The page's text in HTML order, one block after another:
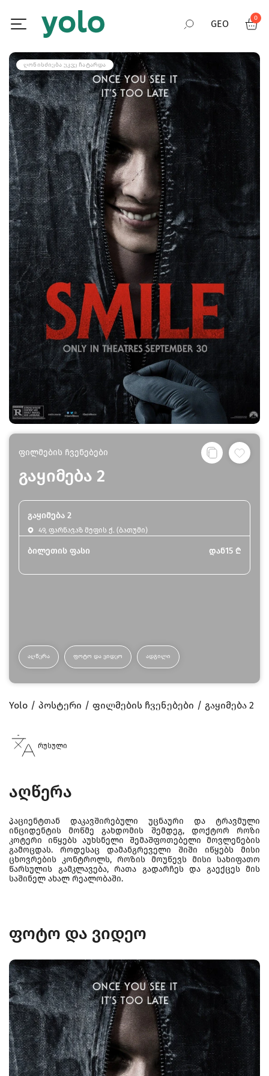
GEO
ENG
0
ᲦᲝᲜᲘᲡᲫᲘᲔᲑᲐ ᲣᲙᲕᲔ ᲩᲐᲢᲐᲠᲓᲐ
ფილმების ჩვენებები
გაყიმება 2
გაყიმება 2
49, ფარნავაზ მეფის ქ. (ბათუმი)
ბილეთის ფასი დან15 ₾
ᲐᲦᲬᲔᲠᲐ ᲤᲝᲢᲝ ᲓᲐ ᲕᲘᲓᲔᲝ ᲐᲓᲒᲘᲚᲘ
Yolo პოსტერი ფილმების ჩვენებები გაყიმება 2
რუსული
აღწერა
პაციენტთან დაკავშირებული უცნაური და ტრავმული
ინციდენტის მოწმე გახდომის შემდეგ, დოქტორ როზი
კოტერი იწყებს აუხსნელი შემაშფოთებელი მოვლენების
გამოცდას. როდესაც დამანგრეველი შიში იწყებს მისი
ცხოვრების კონტროლს, როზის მოუწევს მისი სახიფათო
წარსულის გამკლავება, რათა გადარჩეს და გაექცეს მის
საშინელ ახალ რეალობაში.
ფოტო და ვიდეო